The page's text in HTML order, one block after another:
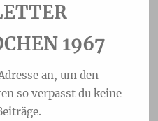
1967
an, um den
so verpasst du keine